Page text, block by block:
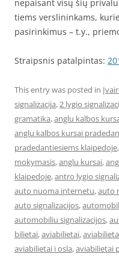
nepaisant visų šių
tiems verslininkams,
pasirinkimus – t.y.,
Straipsnis patalpintas:
This entry was posted in
signalizacija,2 lygio
gramatika,anglu kalbos
anglu kalbos kursai
pradedantiesiems klaipedoje,
mokymasis,anglu kursai,
klaipedoje,antro lygio
auto nuoma internetu,auto
auto signalizacijos,
automobiliu signalizacijos,
bilietai,aviabilietai,
aviabilietai i osla,aviabilietai